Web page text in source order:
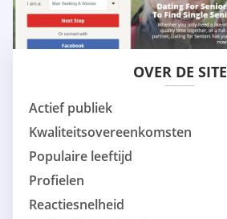
OVER DE SITE
Actief publiek
Kwaliteitsovereenkomsten
Populaire leeftijd
Profielen
Reactiesnelheid